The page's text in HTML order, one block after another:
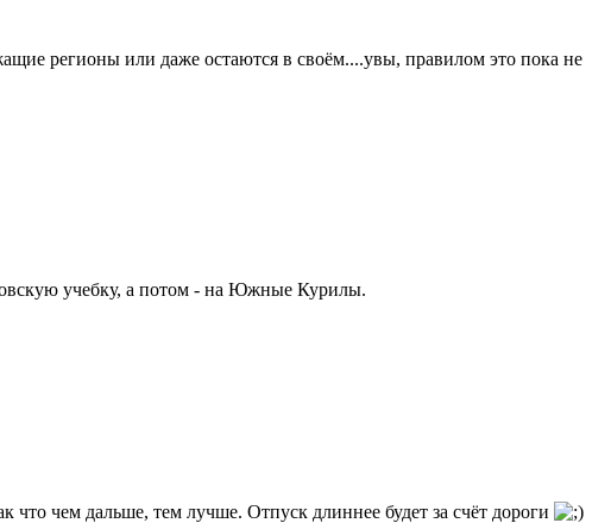
регионы или даже остаются в своём....увы, правилом это пока не
учебку, а потом - на Южные Курилы.
что чем дальше, тем лучше. Отпуск длиннее будет за счёт дороги